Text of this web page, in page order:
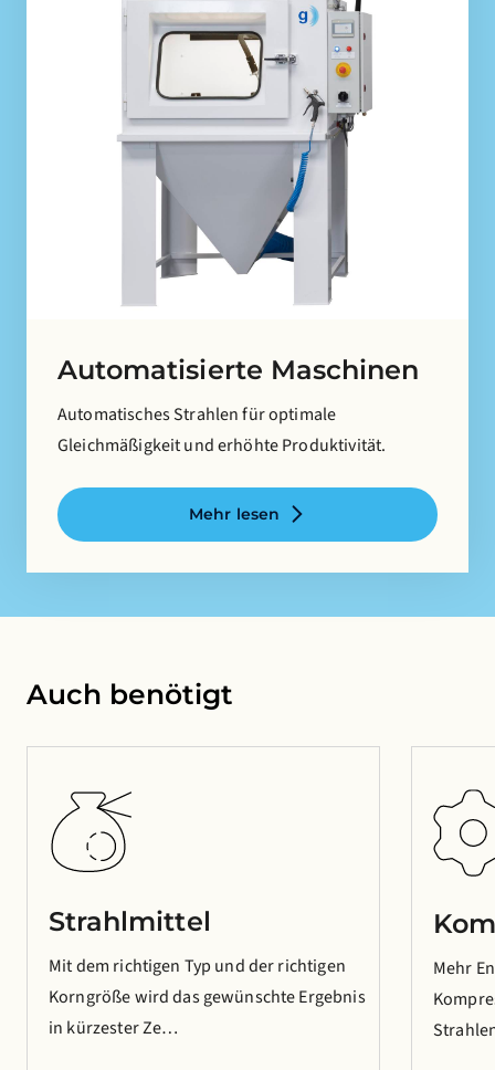
Automatisierte Maschinen
Automatisches Strahlen für optimale
Gleichmäßigkeit und erhöhte Produktivität.
Mehr lesen
Auch benötigt
Strahlmittel
Mit dem richtigen Typ und der richtigen
Korngröße wird das gewünschte Ergebnis
in kürzester Ze…
Mehr